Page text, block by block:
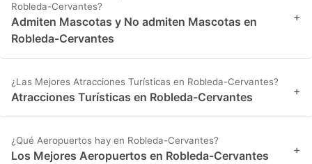
Robleda-Cervantes?
Admiten Mascotas y No admiten Mascotas en
Robleda-Cervantes
+
¿Las Mejores Atracciones Turísticas en Robleda-Cervantes?
Atracciones Turísticas en Robleda-Cervantes +
¿Qué Aeropuertos hay en Robleda-Cervantes?
Los Mejores Aeropuertos en Robleda-Cervantes +